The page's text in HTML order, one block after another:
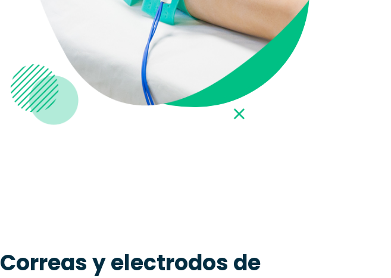
Correas y electrodos de